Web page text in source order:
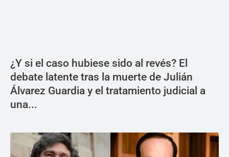
¿Y si el caso hubiese sido al revés? El
debate latente tras la muerte de Julián
Álvarez Guardia y el tratamiento judicial a
una...